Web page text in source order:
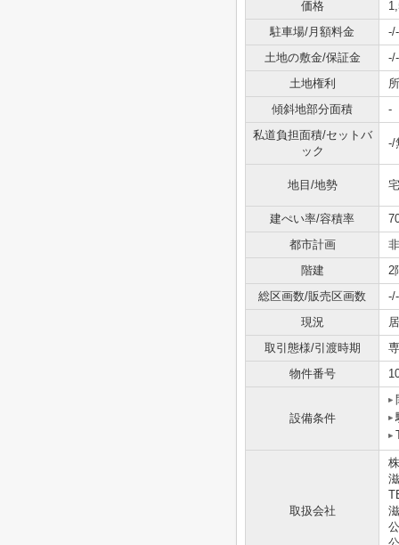
価格
駐車場/月額料金
-/-
土地の敷金/保証金
-/-
土地権利
傾斜地部分面積
-
私道負担面積/セットバ
ック
-/
地目/地勢
建ぺい率/容積率
都市計画
階建
2
総区画数/販売区画数
-/-
現況
取引態様/引渡時期
物件番号
設備条件
取扱会社